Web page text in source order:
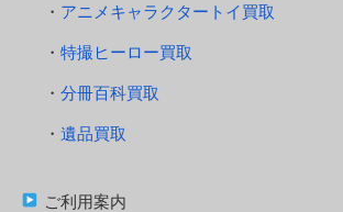
アニメキャラクタートイ買取
特撮ヒーロー買取
分冊百科買取
遺品買取
ご利用案内